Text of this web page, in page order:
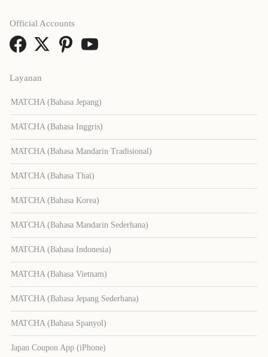
Layanan
MATCHA (Bahasa Jepang)
MATCHA (Bahasa Inggris)
MATCHA (Bahasa Mandarin Tradisional)
MATCHA (Bahasa Thai)
MATCHA (Bahasa Korea)
MATCHA (Bahasa Mandarin Sederhana)
MATCHA (Bahasa Indonesia)
MATCHA (Bahasa Vietnam)
MATCHA (Bahasa Jepang Sederhana)
MATCHA (Bahasa Spanyol)
Japan Coupon App (iPhone)
Official Accounts